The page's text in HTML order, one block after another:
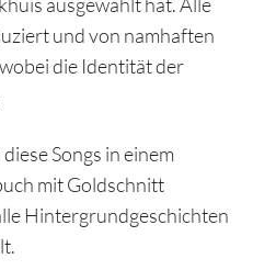
und von namhaften
die Identität der
Songs in einem
mit Goldschnitt
Hintergrundgeschichten